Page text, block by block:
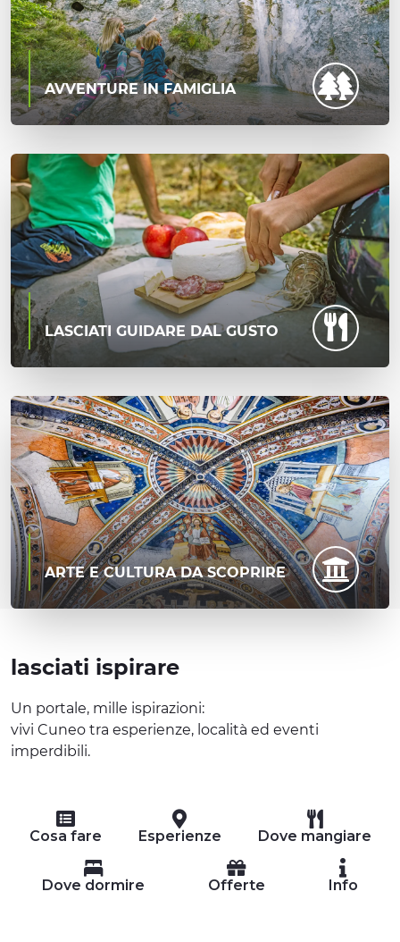
AVVENTURE IN FAMIGLIA
LASCIATI GUIDARE DAL GUSTO
ARTE E CULTURA DA SCOPRIRE
lasciati ispirare
Un portale, mille ispirazioni:
vivi Cuneo tra esperienze, località ed eventi
imperdibili.
Cosa fare Esperienze Dove mangiare
Dove dormire Offerte Info